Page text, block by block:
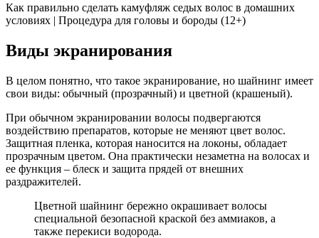
Как правильно сделать камуфляж седых волос в домашних
условиях | Процедура для головы и бороды (12+)
Виды экранирования
В целом понятно, что такое экранирование, но шайнинг имеет
свои виды: обычный (прозрачный) и цветной (крашеный).
При обычном экранировании волосы подвергаются
воздействию препаратов, которые не меняют цвет волос.
Защитная пленка, которая наносится на локоны, обладает
прозрачным цветом. Она практически незаметна на волосах и
ее функция – блеск и защита прядей от внешних
раздражителей.
Цветной шайнинг бережно окрашивает волосы
специальной безопасной краской без аммиаков, а
также перекиси водорода.